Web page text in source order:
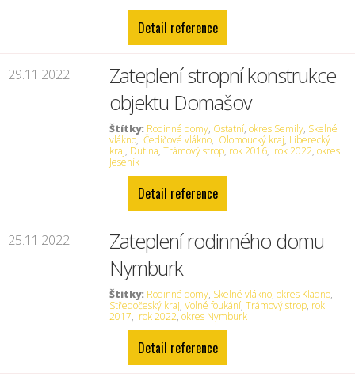
Detail reference
29.11.2022
Zateplení stropní konstrukce
objektu Domašov
Štítky: Rodinné domy, Ostatní,okres Semily, Skelné
vlákno, Čedičové vlákno, Olomoucký kraj, Liberecký
kraj, Dutina,Trámový strop, rok 2016, rok 2022,okres
Jeseník
Detail reference
25.11.2022
Zateplení rodinného domu
Nymburk
Štítky: Rodinné domy, Skelné vlákno,okres Kladno,
Středočeský kraj,Volné foukání,Trámový strop, rok
2017, rok 2022,okres Nymburk
Detail reference